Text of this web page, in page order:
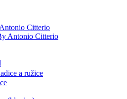
Citterio
Antonio Citterio
a ružice